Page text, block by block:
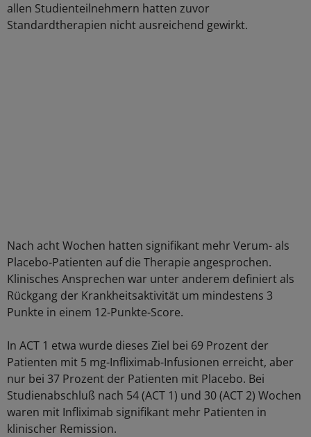
allen Studienteilnehmern hatten zuvor
Standardtherapien nicht ausreichend gewirkt.
Nach acht Wochen hatten signifikant mehr Verum- als
Placebo-Patienten auf die Therapie angesprochen.
Klinisches Ansprechen war unter anderem definiert als
Rückgang der Krankheitsaktivität um mindestens 3
Punkte in einem 12-Punkte-Score.
In ACT 1 etwa wurde dieses Ziel bei 69 Prozent der
Patienten mit 5 mg-Infliximab-Infusionen erreicht, aber
nur bei 37 Prozent der Patienten mit Placebo. Bei
Studienabschluß nach 54 (ACT 1) und 30 (ACT 2) Wochen
waren mit Infliximab signifikant mehr Patienten in
klinischer Remission.